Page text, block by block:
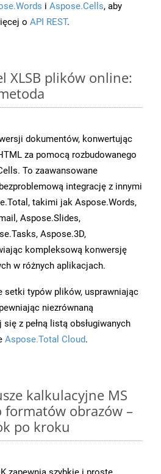
i Aspose.Cells, aby
o API REST.
XLSB plików online:
dokumentów, konwertując
za pomocą rozbudowanego
To zaawansowane
integrację z innymi
takimi jak Aspose.Words,
Aspose.Slides,
Aspose.3D,
kompleksową konwersję
w różnych aplikacjach.
setki typów plików, usprawniając
niezrównaną
z pełną listą obsługiwanych
Aspose.Total Cloud.
kalkulacyjne MS
formatów obrazów –
po kroku